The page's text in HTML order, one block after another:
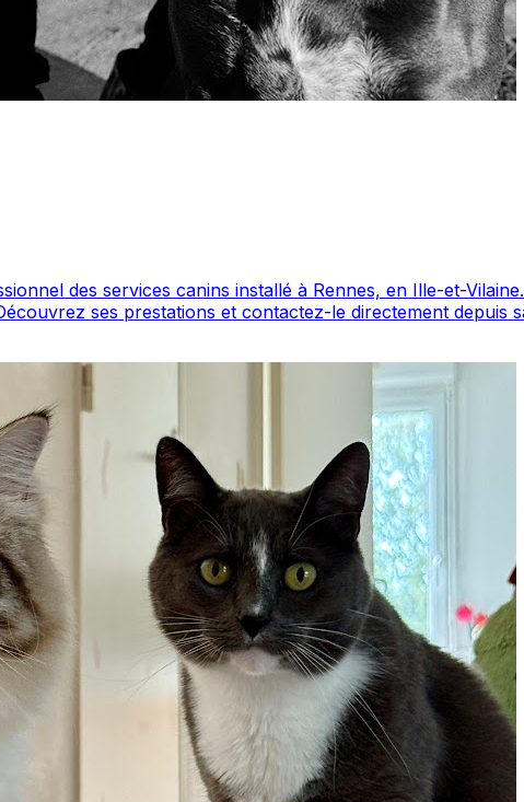
installé à Rennes, en Ille-et-Vilaine. Les 64 avis laissés par ses clients témoignent d'un service